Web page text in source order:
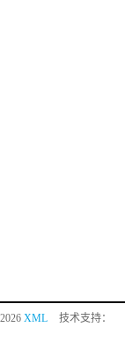
XML
技术支持：